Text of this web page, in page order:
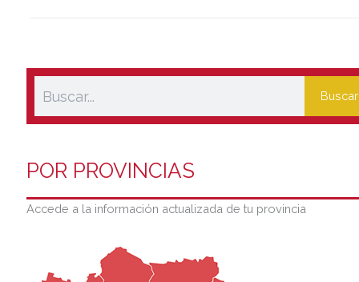
Buscar
POR PROVINCIAS
Accede a la información actualizada de tu provincia